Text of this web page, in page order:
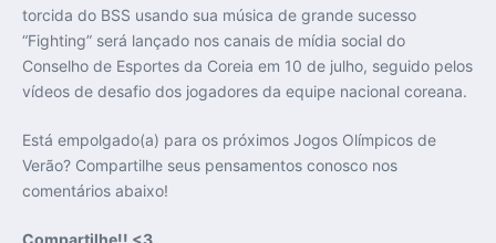
torcida do BSS usando sua música de grande sucesso
“Fighting” será lançado nos canais de mídia social do
Conselho de Esportes da Coreia em 10 de julho, seguido pelos
vídeos de desafio dos jogadores da equipe nacional coreana.
Está empolgado(a) para os próximos Jogos Olímpicos de
Verão? Compartilhe seus pensamentos conosco nos
comentários abaixo!
Compartilhe!! <3